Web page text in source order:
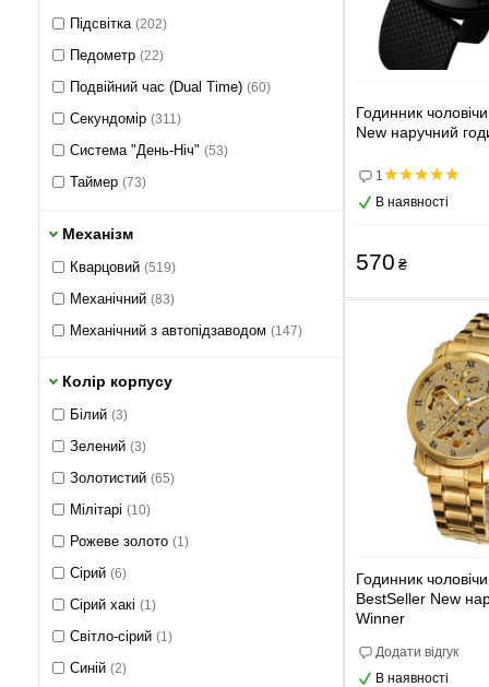
20.2х18.2 мм
23 мм
24 мм (0)
28.2х19.2 мм(0)
29 мм(0)
30 мм(0)
31 мм(0)
31х21 мм (0)
32 мм(0)
34 мм(0)
34х27 мм (0)
39x31 мм(0)
51 мм
52 мм (5)
55 мм
Підсвітка (202)
Педометр (22)
Подвійний час (Dual Time) (60)
Секундомір (311)
Система "День-Ніч" (53)
Таймер (73)
Механізм
Кварцовий (519)
Механічний (83)
Механічний з автопідзаводом (147)
Колір корпусу
Білий (3)
Зелений (3)
Золотистий (65)
Мілітарі (10)
Рожеве золото (1)
Сірий (6)
Сірий хакі (1)
Світло-сірий (1)
Синій (2)
Годинник
New наручний
1
В наявності
570₴
Годинник
BestSeller New
Winner
Додати відгук
В наявності